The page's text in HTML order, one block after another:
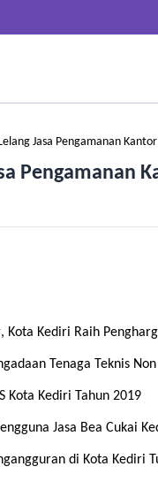
Jasa Pengamanan Kantor
Pengamanan
Kota Kediri Raih
Tenaga Teknis
Kota Kediri Tahun 2019
Jasa Bea Cukai
di Kota Kediri